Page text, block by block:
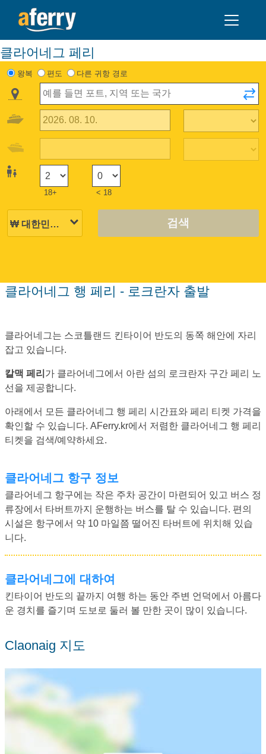
클라어네그 페리
왕복 편도 다른 귀항 경로
18+ < 18
검색
클라어네그 행 페리 - 로크란자 출발
클라어네그는 스코틀랜드 킨타이어 반도의 동쪽 해안에 자리
잡고 있습니다.
칼맥 페리 가 클라어네그에서 아란 섬의 로크란자 구간 페리 노
선을 제공합니다.
아래에서 모든 클라어네그 행 페리 시간표와 페리 티켓 가격을
확인할 수 있습니다. AFerry.kr에서 저렴한 클라어네그 행 페리
티켓을 검색/예약하세요.
클라어네그 항구 정보
클라어네그 항구에는 작은 주차 공간이 마련되어 있고 버스 정
류장에서 타버트까지 운행하는 버스를 탈 수 있습니다. 편의
시설은 항구에서 약 10 마일쯤 떨어진 타버트에 위치해 있습
니다.
클라어네그에 대하여
킨타이어 반도의 끝까지 여행 하는 동안 주변 언덕에서 아름다
운 경치를 즐기며 도보로 둘러 볼 만한 곳이 많이 있습니다.
Claonaig 지도